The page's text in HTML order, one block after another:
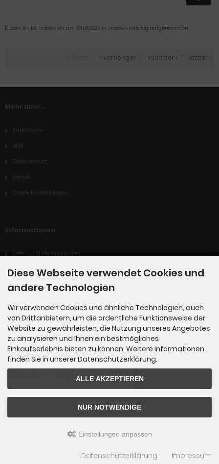
Diesen Artikel haben wir am 24.06.2020 in unseren Katalog aufgenommen.
« vorheriger nächster » Letzter »
Mehr über...
Impressum
AGB
Datenschutz
Kontakt
Cookie Einstellungen
Informationen
Liefer-und Versandkosten
Widerrufsrecht
Digitales Produkt: Wie kann ich mein gekauftes Produkt herunterladen?
Zahlungsmethoden
ified eCommerce Shopsoftware © 2009-2026
Diese Webseite verwendet Cookies und
andere Technologien
Wir verwenden Cookies und ähnliche Technologien, auch
von Drittanbietern, um die ordentliche Funktionsweise der
Website zu gewährleisten, die Nutzung unseres Angebotes
zu analysieren und Ihnen ein bestmögliches
Einkaufserlebnis bieten zu können. Weitere Informationen
finden Sie in unserer Datenschutzerklärung.
ALLE AKZEPTIEREN
NUR NOTWENDIGE
Einstellungen anpassen
Datenschutzerklärung Impressum